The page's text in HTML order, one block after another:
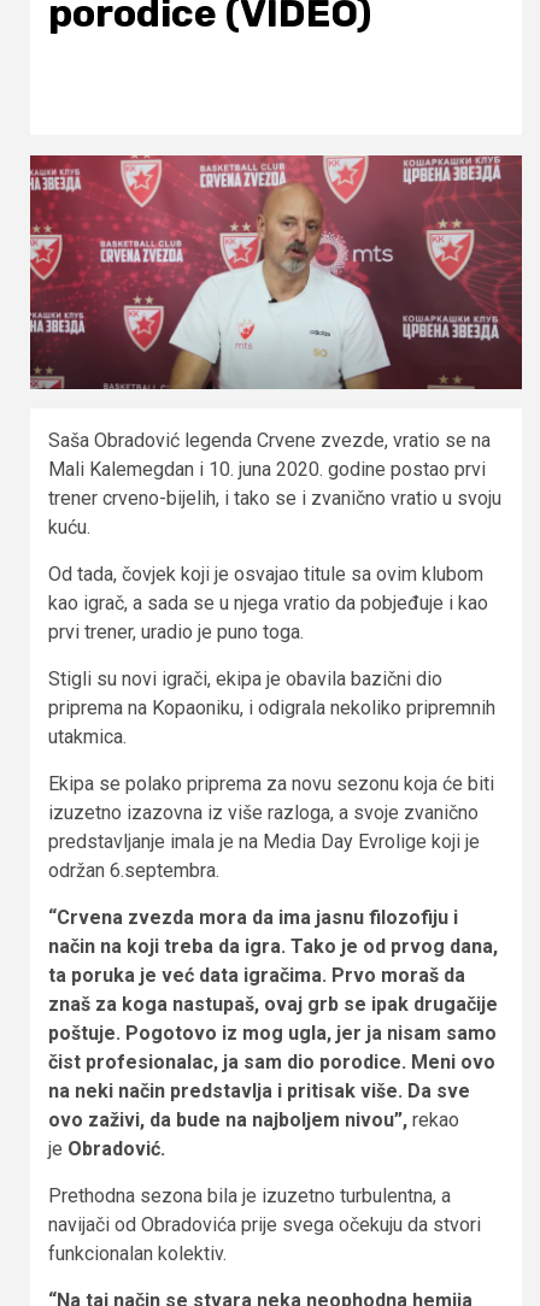
porodice (VIDEO)
Saša Obradović legenda Crvene zvezde, vratio se na
Mali Kalemegdan i 10. juna 2020. godine postao prvi
trener crveno-bijelih, i tako se i zvanično vratio u svoju
kuću.
Od tada, čovjek koji je osvajao titule sa ovim klubom
kao igrač, a sada se u njega vratio da pobjeđuje i kao
prvi trener, uradio je puno toga.
Stigli su novi igrači, ekipa je obavila bazični dio
priprema na Kopaoniku, i odigrala nekoliko pripremnih
utakmica.
Ekipa se polako priprema za novu sezonu koja će biti
izuzetno izazovna iz više razloga, a svoje zvanično
predstavljanje imala je na Media Day Evrolige koji je
održan 6.septembra.
“Crvena zvezda mora da ima jasnu filozofiju i
način na koji treba da igra. Tako je od prvog dana,
ta poruka je već data igračima. Prvo moraš da
znaš za koga nastupaš, ovaj grb se ipak drugačije
poštuje. Pogotovo iz mog ugla, jer ja nisam samo
čist profesionalac, ja sam dio porodice. Meni ovo
na neki način predstavlja i pritisak više. Da sve
ovo zaživi, da bude na najboljem nivou”, rekao
je Obradović.
Prethodna sezona bila je izuzetno turbulentna, a
navijači od Obradovića prije svega očekuju da stvori
funkcionalan kolektiv.
“Na taj način se stvara neka neophodna hemija